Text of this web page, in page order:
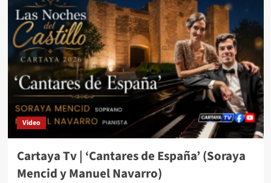
Video
Cartaya Tv | ‘Cantares de España’ (Soraya
Mencid y Manuel Navarro)